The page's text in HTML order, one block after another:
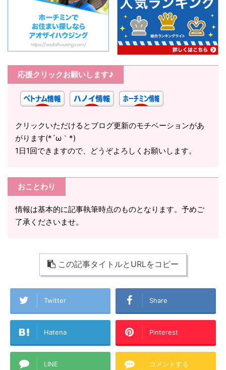
応援クリックお願いします♪
クリックいただけるとブログ更新のモチベーションがあ
がります(*´ω｀*)
1日1回できますので、どうぞよろしくお願いします。
おことわり
情報は基本的に記事執筆時点のものとなります。予めご
了承くださいませ。
この記事タイトルとURLをコピー
Twitter Share
Hatena Pinterest
LINE コメントする